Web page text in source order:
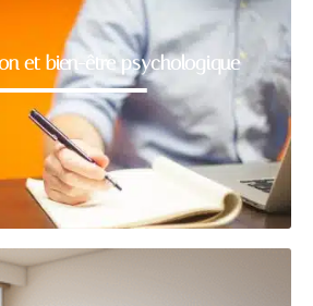
et bien-être psychologique